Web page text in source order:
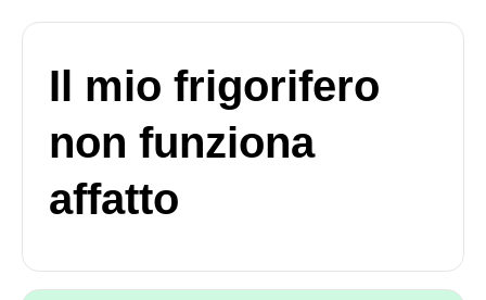
Il mio frigorifero
non funziona
affatto